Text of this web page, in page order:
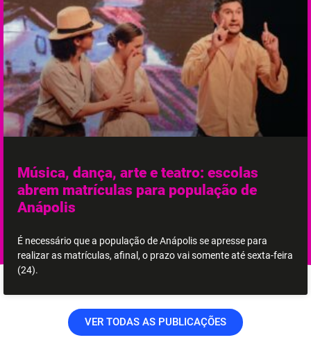
Música, dança, arte e teatro: escolas
abrem matrículas para população de
Anápolis
É necessário que a população de Anápolis se apresse para
realizar as matrículas, afinal, o prazo vai somente até sexta-feira
(24).
VER TODAS AS PUBLICAÇÕES